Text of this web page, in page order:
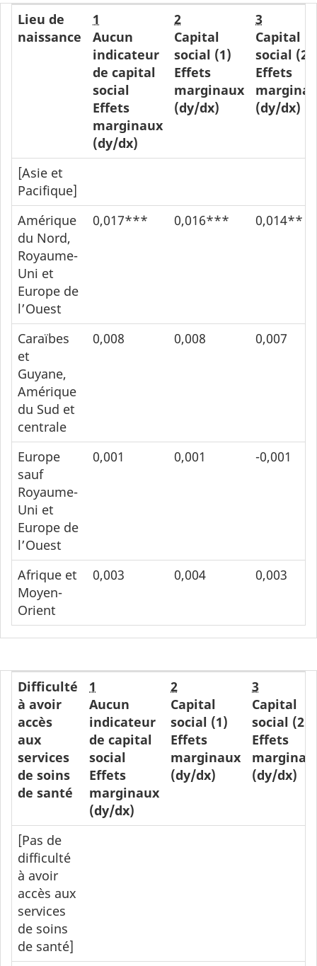
Lieu de
naissance
1
Aucun
indicateur
de capital
social
Effets
marginaux
(dy/dx)
2
Capital
social (1)
Effets
marginaux
(dy/dx)
3
Capital
social (2)
Effets
(dy/dx)
[Asie et
Pacifique]
Amérique
du Nord,
Royaume-
Uni et
Europe de
l’Ouest
0,017*** 0,016*** 0,014**
Caraïbes
et
Guyane,
Amérique
du Sud et
centrale
0,008 0,008 0,007
Europe
sauf
Royaume-
Uni et
Europe de
l’Ouest
0,001 0,001 -0,001
Afrique et
Moyen-
Orient
0,003 0,004 0,003
Difficulté
à avoir
accès
aux
services
de soins
de santé
1
Aucun
indicateur
de capital
social
Effets
marginaux
(dy/dx)
2
Capital
social (1)
Effets
marginaux
(dy/dx)
3
Capital
social (2)
Effets
(dy/dx)
[Pas de
difficulté
à avoir
accès aux
services
de soins
de santé]